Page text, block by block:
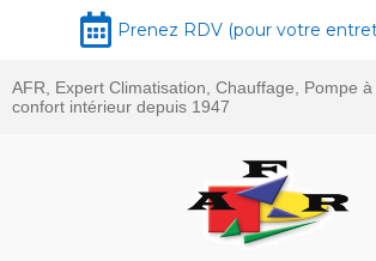
Prenez RDV (pour votre
AFR, Expert Climatisation, Chauffage, Pompe
confort intérieur depuis 1947